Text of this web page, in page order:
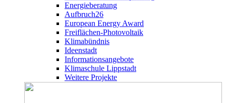
Energieberatung
Aufbruch26
European Energy Award
Freiflächen-Photovoltaik
Klimabündnis
Ideenstadt
Informationsangebote
Klimaschule Lippstadt
Weitere Projekte